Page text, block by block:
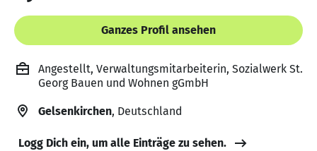
Ganzes Profil ansehen
Angestellt, Verwaltungsmitarbeiterin, Sozialwerk St.
Georg Bauen und Wohnen gGmbH
Gelsenkirchen, Deutschland
Logg Dich ein, um alle Einträge zu sehen.